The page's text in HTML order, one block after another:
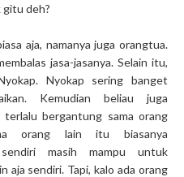
gitu deh?
aja, namanya juga orangtua.
jasa-jasanya. Selain itu,
Nyokap sering banget
Kemudian beliau juga
bergantung sama orang
orang lain itu biasanya
masih mampu untuk
aja sendiri. Tapi, kalo ada orang